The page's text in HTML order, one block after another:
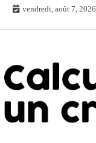
vendredi, août 7, 2026